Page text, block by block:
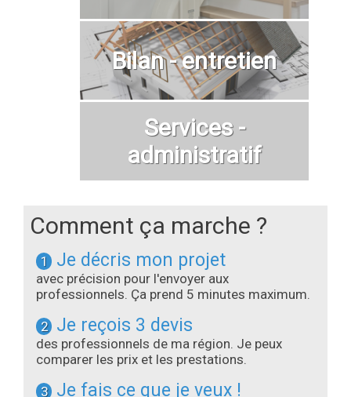
Bilan - entretien
Services -
administratif
Comment ça marche ?
1 Je décris mon projet
avec précision pour l'envoyer aux
professionnels. Ça prend 5 minutes maximum.
2 Je reçois 3 devis
des professionnels de ma région. Je peux
comparer les prix et les prestations.
3 Je fais ce que je veux !